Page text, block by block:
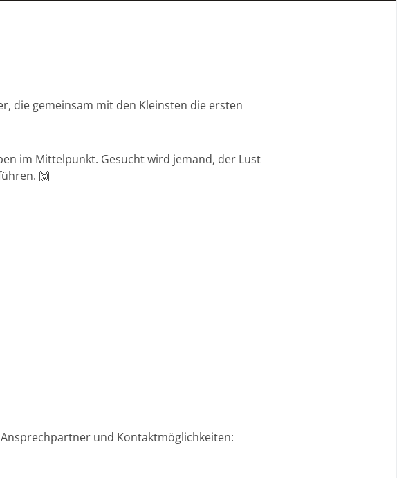
die gemeinsam mit den Kleinsten die ersten
im Mittelpunkt. Gesucht wird jemand, der Lust
🙌
und Kontaktmöglichkeiten: